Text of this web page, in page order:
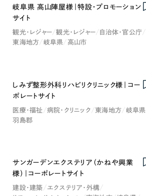
岐阜県 高山陣屋様｜特設・プロモーション
サイト
観光・レジャー 観光・レジャー
自治体・官公庁
東海地方
岐阜県 高山市
しみず整形外科リハビリクリニック様｜コー
ポレートサイト
医療・福祉 病院・クリニック 東海地方
岐阜県
羽島郡
サンガーデンエクステリア（かねや興業
様）｜コーポレートサイト
建設・建築
エクステリア・外構